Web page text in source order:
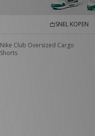
SNEL KOPEN
Nike Club Oversized Cargo
Shorts